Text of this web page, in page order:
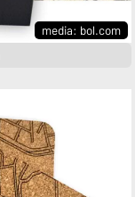
media: bol.com